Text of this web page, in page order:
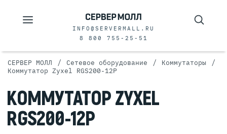
INFO@SERVERMALL.RU
8 800 755-25-51
СЕРВЕР МОЛЛ / Сетевое оборудование / Коммутаторы /
Коммутатор Zyxel RGS200-12P
КОММУТАТОРZYXEL
RGS200-12P